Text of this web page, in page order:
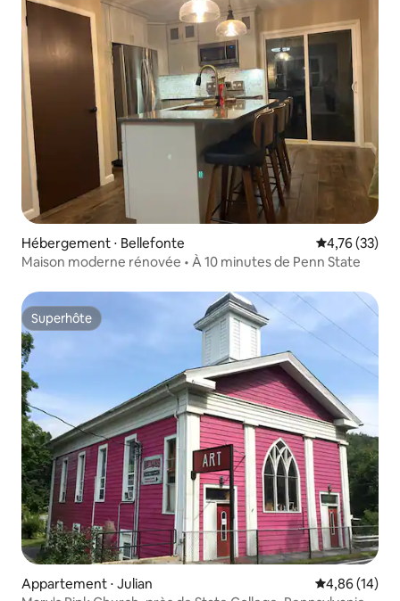
Hébergement ⋅ Bellefonte Évaluation
4,76 (33)
Maison moderne rénovée • À 10 minutes de Penn State
Superhôte
Superhôte
Appartement ⋅ Julian Évaluation
4,86 (14)